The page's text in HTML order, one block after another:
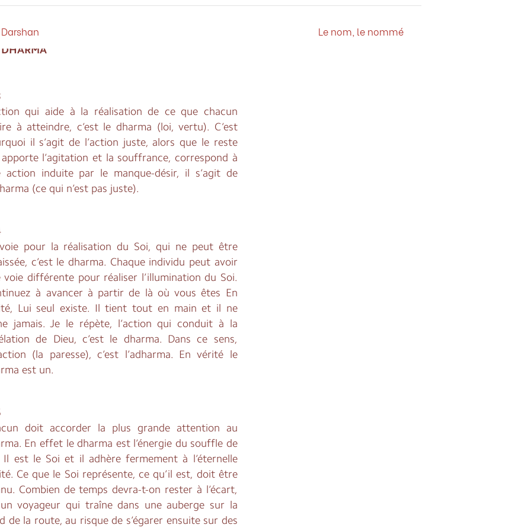
Darshan Le nom, le nommé
DHARMA
qui aide à la réalisation de ce que chacun
à atteindre, c’est le dharma (loi, vertu). C’est
il s’agit de l’action juste, alors que le reste
l’agitation et la souffrance, correspond à
action induite par le manque-désir, il s’agit de
(ce qui n’est pas juste).
pour la réalisation du Soi, qui ne peut être
c’est le dharma. Chaque individu peut avoir
voie différente pour réaliser l’illumination du Soi.
à avancer à partir de là où vous êtes En
Lui seul existe. Il tient tout en main et il ne
jamais. Je le répète, l’action qui conduit à la
de Dieu, c’est le dharma. Dans ce sens,
(la paresse), c’est l’adharma. En vérité le
est un.
doit accorder la plus grande attention au
En effet le dharma est l’énergie du souffle de
Il est le Soi et il adhère fermement à l’éternelle
Ce que le Soi représente, ce qu’il est, doit être
Combien de temps devra-t-on rester à l’écart,
voyageur qui traîne dans une auberge sur la
de la route, au risque de s’égarer ensuite sur des